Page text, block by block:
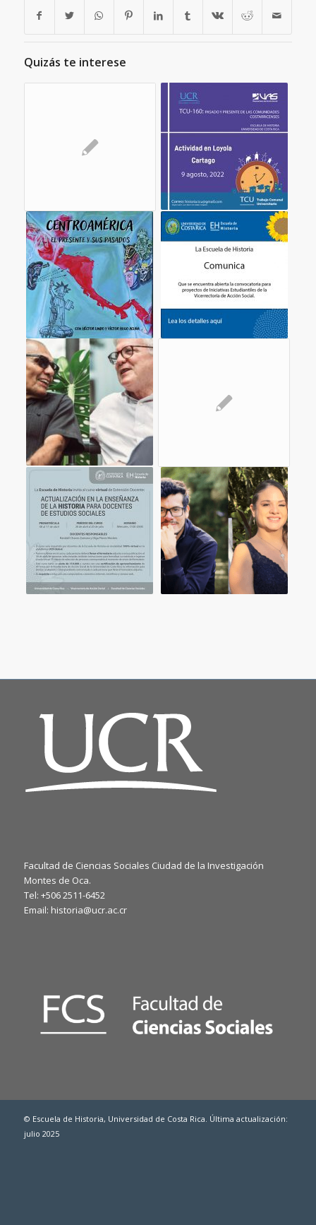
Quizás te interese
Facultad de Ciencias Sociales Ciudad de la Investigación
Montes de Oca.
Tel: +506 2511-6452
Email: historia@ucr.ac.cr
© Escuela de Historia, Universidad de Costa Rica. Última actualización:
julio 2025